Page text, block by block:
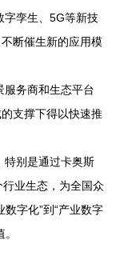
字孪生、5G等新技
断催生新的应用模
服务商和生态平台
支撑下得以快速推
特别是通过卡奥斯
业生态，为全国众
字化”到“产业数字